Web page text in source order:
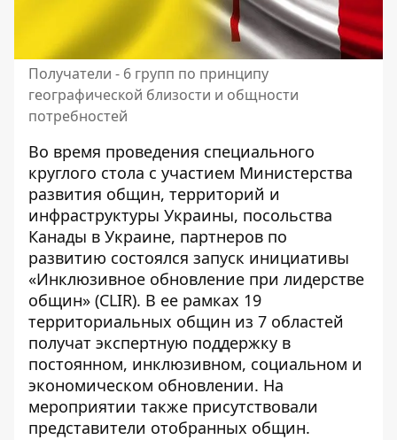
Получатели - 6 групп по принципу
географической близости и общности
потребностей
Во время проведения специального
круглого стола с участием Министерства
развития общин, территорий и
инфраструктуры Украины, посольства
Канады в Украине, партнеров по
развитию состоялся запуск инициативы
«Инклюзивное обновление при лидерстве
общин» (CLIR). В ее рамках 19
территориальных общин из 7 областей
получат экспертную поддержку в
постоянном, инклюзивном, социальном и
экономическом обновлении. На
мероприятии также присутствовали
представители отобранных общин.